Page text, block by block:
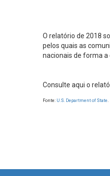
O relatório de 2018
pelos quais as
nacionais de forma
Consulte aqui o
Fonte: U.S. Department of State.